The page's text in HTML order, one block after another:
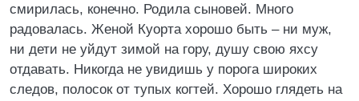
смирилась, конечно. Родила сыновей. Много
радовалась. Женой Куорта хорошо быть – ни муж,
ни дети не уйдут зимой на гору, душу свою яхсу
отдавать. Никогда не увидишь у порога широких
следов, полосок от тупых когтей. Хорошо глядеть на